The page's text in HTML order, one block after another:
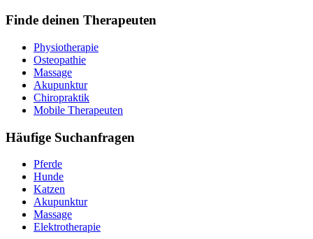
Finde deinen Therapeuten
Physiotherapie
Osteopathie
Massage
Akupunktur
Chiropraktik
Mobile Therapeuten
Häufige Suchanfragen
Pferde
Hunde
Katzen
Akupunktur
Massage
Elektrotherapie